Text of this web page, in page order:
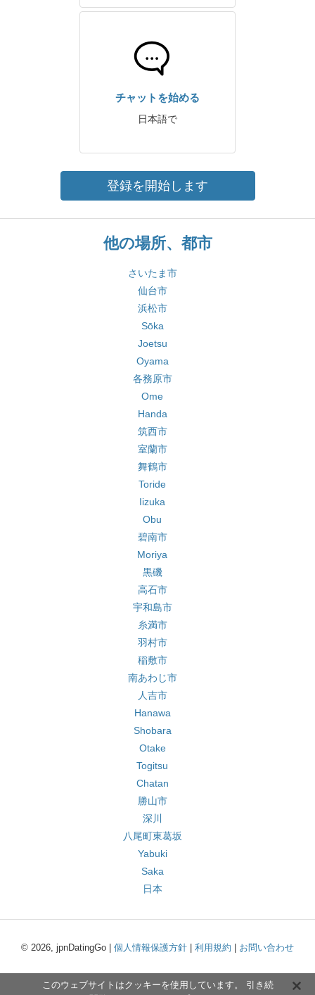
チャットを始める
日本語で
登録を開始します
他の場所、都市
さいたま市
仙台市
浜松市
Sōka
Joetsu
Oyama
各務原市
Ome
Handa
筑西市
室蘭市
舞鶴市
Toride
Iizuka
Obu
碧南市
Moriya
黒磯
高石市
宇和島市
糸満市
羽村市
稲敷市
南あわじ市
人吉市
Hanawa
Shobara
Otake
Togitsu
Chatan
勝山市
深川
八尾町東葛坂
Yabuki
Saka
日本
© 2026, jpnDatingGo | 個人情報保護方針 利用規約 お問い合わせ
このウェブサイトはクッキーを使用しています。 引き続